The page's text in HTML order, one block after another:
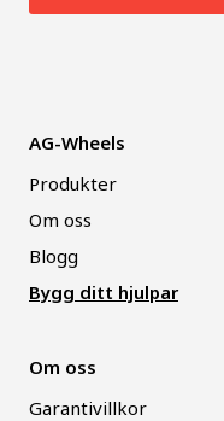
AG-Wheels
Produkter
Om oss
Blogg
Bygg ditt hjulpar
Om oss
Garantivillkor